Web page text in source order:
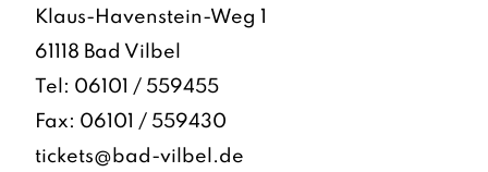
Klaus-Havenstein-Weg 1
61118 Bad Vilbel
Tel: 06101 / 559455
Fax: 06101 / 559430
tickets@bad-vilbel.de